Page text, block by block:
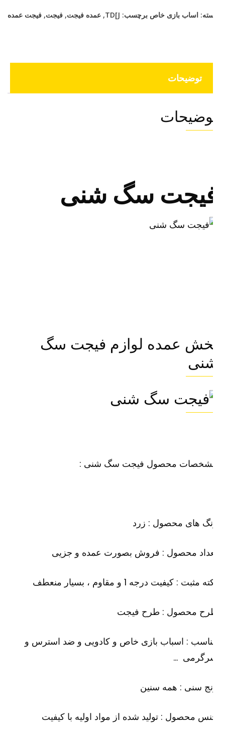
اساب بازی خاص برچسب:TD[J
,عمده فیجت,فیجت,فیجت عمده
توضیحات
سگ شنی
عمده لوازم فیجت سگ
محصول فیجت سگ شنی :
های محصول : زرد
محصول : فروش بصورت عمده و جزیی
مثبت : کیفیت درجه 1 و مقاوم ، بسیار منعطف
محصول : طرح فیجت
: اسباب بازی خاص و کادویی و ضد استرس و
…
سنی : همه سنین
محصول : تولید شده از مواد اولیه با کیفیت